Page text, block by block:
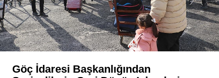
Göç İdaresi Başkanlığından